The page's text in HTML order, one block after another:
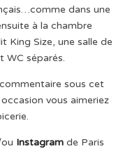
dans une
à la chambre
King Size, une salle de
WC séparés.
sous cet
vous aimeriez
Instagram de Paris